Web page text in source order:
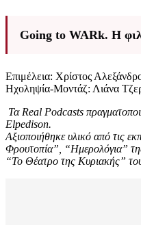
Going to WARk. Η
Επιμέλεια: Χρίστος
Ηχοληψία-Μοντάζ: Λιάνα
Τα Real Podcasts
Elpedison.
Αξιοποιήθηκε υλικό από τις
Φρουτοπία”, “Ημερολόγια”
“Το Θέατρο της Κυριακής”